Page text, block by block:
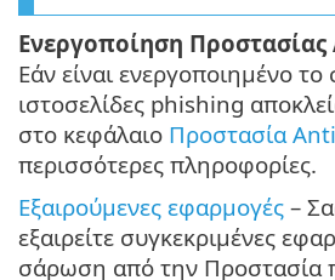
Ενεργοποίηση
Εάν είναι ενεργοποιημένο το
ιστοσελίδες phishing
στο κεφάλαιο Προστασία
περισσότερες πληροφορίες.
Εξαιρούμενες εφαρμογές –
εξαιρείτε συγκεκριμένες
σάρωση από την Προστασία